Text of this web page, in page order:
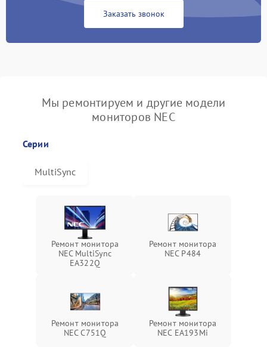
Заказать звонок
Мы ремонтируем и другие модели
мониторов NEC
Серии
MultiSync
Ремонт монитора
NEC MultiSync
EA322Q
Ремонт монитора
NEC P484
Ремонт монитора
NEC C751Q
Ремонт монитора
NEC EA193Mi